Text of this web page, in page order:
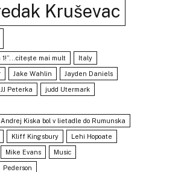
Kruševac
mai mult Italy
Jake Wahlin Jayden Daniels
JJ Peterka judd Utermark
Kiska bol v lietadle do Rumunska
Kliff Kingsbury Lehi Hopoate
Mike Evans Music
Pederson